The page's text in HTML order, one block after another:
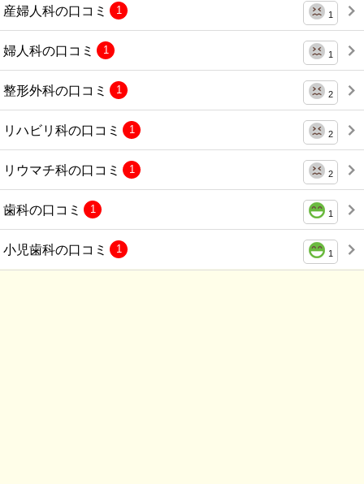
産婦人科の口コミ 1
1
婦人科の口コミ 1
1
整形外科の口コミ 2
1
リハビリ科の口コミ 2
1
リウマチ科の口コミ 2
1
歯科の口コミ 1
1
小児歯科の口コミ 1
1